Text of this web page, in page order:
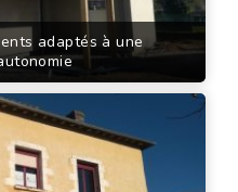
adaptés à une